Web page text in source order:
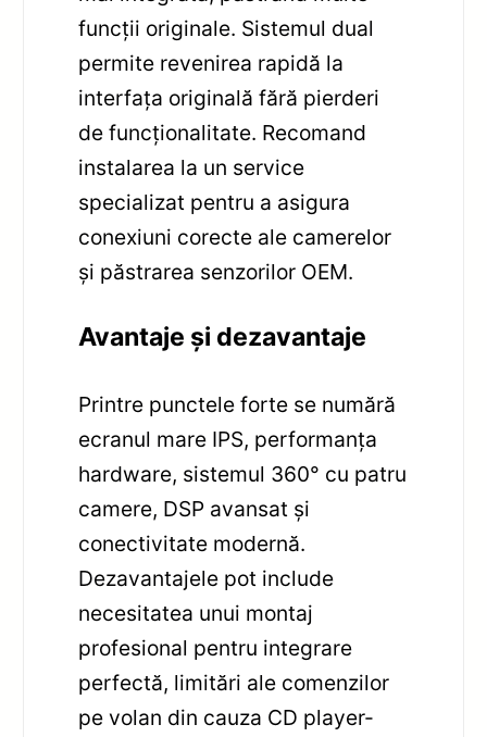
funcții originale. Sistemul dual
permite revenirea rapidă la
interfața originală fără pierderi
de funcționalitate. Recomand
instalarea la un service
specializat pentru a asigura
conexiuni corecte ale camerelor
și păstrarea senzorilor OEM.
Avantaje și dezavantaje
Printre punctele forte se numără
ecranul mare IPS, performanța
hardware, sistemul 360° cu patru
camere, DSP avansat și
conectivitate modernă.
Dezavantajele pot include
necesitatea unui montaj
profesional pentru integrare
perfectă, limitări ale comenzilor
pe volan din cauza CD player-